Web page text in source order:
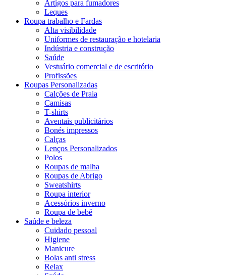
Artigos para fumadores
Leques
Roupa trabalho e Fardas
Alta visibilidade
Uniformes de restauração e hotelaria
Indústria e construção
Saúde
Vestuário comercial e de escritório
Profissões
Roupas Personalizadas
Calções de Praia
Camisas
T-shirts
Aventais publicitários
Bonés impressos
Calças
Lenços Personalizados
Polos
Roupas de malha
Roupas de Abrigo
Sweatshirts
Roupa interior
Acessórios inverno
Roupa de bebê
Saúde e beleza
Cuidado pessoal
Higiene
Manicure
Bolas anti stress
Relax